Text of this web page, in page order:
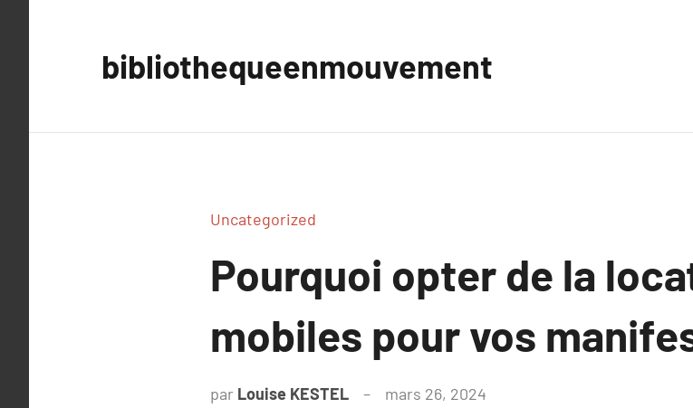
bibliothequeenmouvement
Uncategorized
Pourquoi opter de la
mobiles pour vos
par Louise KESTEL mars 26, 2024